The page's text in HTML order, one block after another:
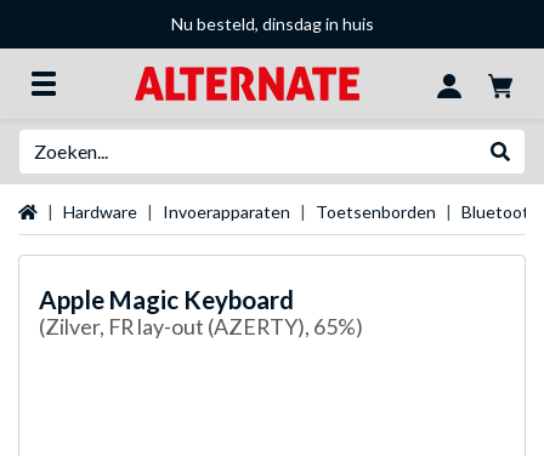
Nu besteld, dinsdag in huis
Startpagina
Hardware Invoerapparaten Toetsenborden Bluetooth
Apple Magic Keyboard
(Zilver, FR lay-out (AZERTY), 65%)